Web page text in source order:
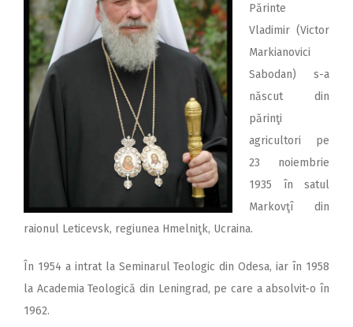
Părinte
Vladimir (Victor
Markianovici
Sabodan) s-a
născut din
părinţi
agricultori pe
23 noiembrie
1935 în satul
Markovţî din
raionul Leticevsk, regiunea Hmelniţk, Ucraina.
În 1954 a intrat la Seminarul Teologic din Odesa, iar în 1958
la Academia Teologică din Leningrad, pe care a absolvit-o în
1962.